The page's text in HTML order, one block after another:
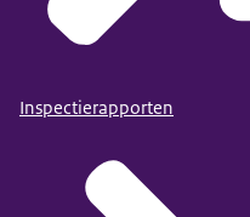
Inspectierapporten